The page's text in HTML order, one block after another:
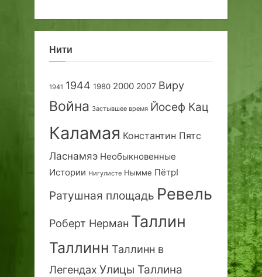
Нити
1941 1944 1980 2000 2007 Виру
Война Застывшее время Йосеф Кац
Каламая Константин Пятс
Ласнамяэ Необыкновенные
Истории Нигулисте Нымме ПётрI
Ратушная площадь Ревель
Роберт Нерман Таллин
Таллинн Таллинн в
Легендах Улицы Таллина